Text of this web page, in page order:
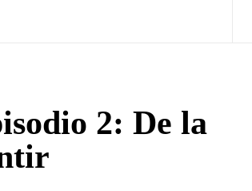
2: De la